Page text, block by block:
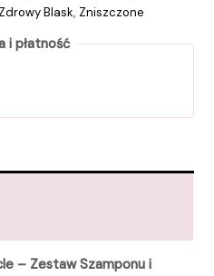
Zdrowy Blask, Zniszczone
i płatność
– Zestaw Szamponu i